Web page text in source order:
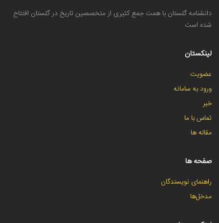
دانشنامه گلستان با همت جمع کثیری از متخصصین تاریخ در گلستان افتتاح
شده است
لینکستان
عضویت
ورود به سامانه
خبر
تماس با ما
مقاله ها
صفحه ها
راهنمای نویسندگان
مدخل‌ها